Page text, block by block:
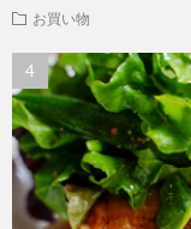
お買い物